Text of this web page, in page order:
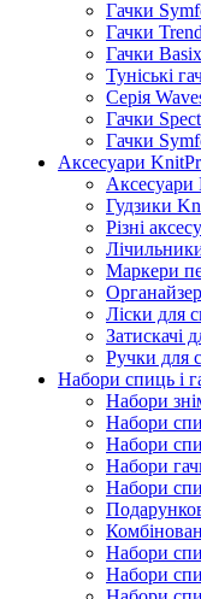
Гачки
Гачки
Гачки
Туніські
Серія
Гачки
Гачки
Аксесуари
Аксесуари
Гудзики
Різні
Маркери
Ліски для
Затискачі
Ручки для
Набори спиць і
Набори
Набори
Набори
Набори
Набори
Набори
Набори